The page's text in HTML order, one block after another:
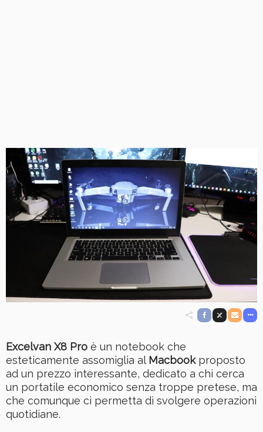
Excelvan X8 Pro è un notebook che
esteticamente assomiglia al Macbookproposto
ad un prezzo interessante, dedicato a chi cerca
un portatile economico senza troppe pretese, ma
che comunque ci permetta di svolgere operazioni
quotidiane.